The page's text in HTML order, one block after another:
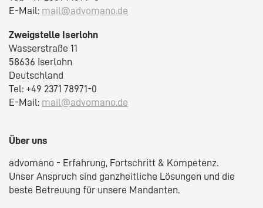
E-Mail: mail@advomano.de
Zweigstelle Iserlohn
Wasserstraße 11
58636 Iserlohn
Deutschland
Tel: +49 2371 78971-0
E-Mail: mail@advomano.de
Über uns
advomano - Erfahrung, Fortschritt & Kompetenz.
Unser Anspruch sind ganzheitliche Lösungen und die
beste Betreuung für unsere Mandanten.